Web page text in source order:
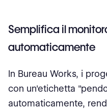
Semplifica il
automaticamente
In Bureau Works, i
con un'etichetta
automaticamente,